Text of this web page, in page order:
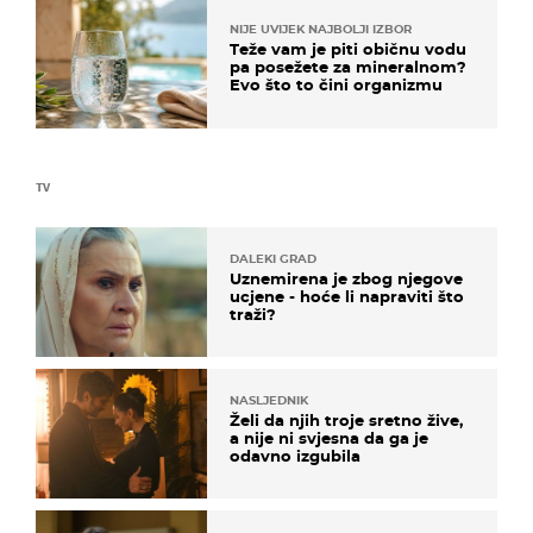
TV
DALEKI GRAD
Uznemirena je zbog njegove
ucjene - hoće li napraviti što
traži?
NASLJEDNIK
Želi da njih troje sretno žive,
a nije ni svjesna da ga je
odavno izgubila
NIJE UVIJEK NAJBOLJI IZBOR
Teže vam je piti običnu vodu
pa posežete za mineralnom?
Evo što to čini organizmu